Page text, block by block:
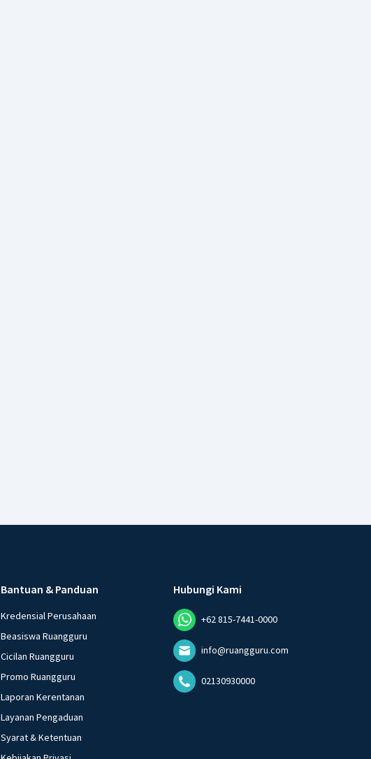
Bantuan & Panduan
Kredensial Perusahaan
Beasiswa Ruangguru
Cicilan Ruangguru
Promo Ruangguru
Laporan Kerentanan
Layanan Pengaduan
Syarat & Ketentuan
Hubungi Kami
+62 815-7441-0000
info@ruangguru.com
02130930000